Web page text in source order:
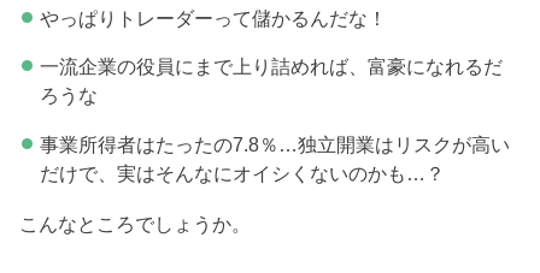
やっぱりトレーダーって儲かるんだな！
一流企業の役員にまで上り詰めれば、富豪になれるだ
ろうな
事業所得者はたったの7.8％…独立開業はリスクが高い
だけで、実はそんなにオイシくないのかも…？
こんなところでしょうか。